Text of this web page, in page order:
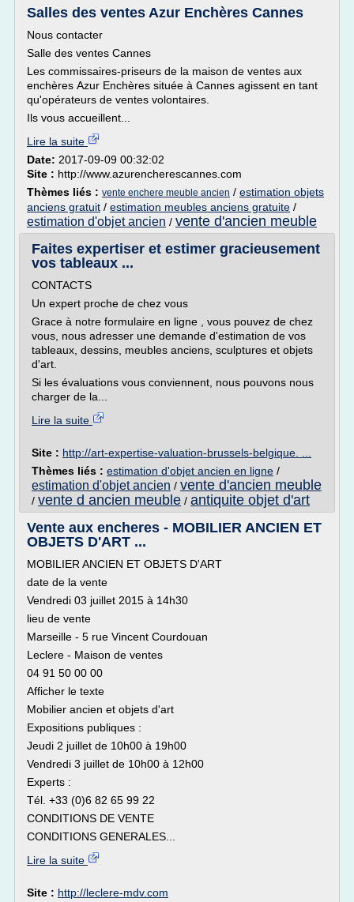
Salles des ventes Azur Enchères Cannes
Nous contacter
Salle des ventes Cannes
Les commissaires-priseurs de la maison de ventes aux
enchères Azur Enchères située à Cannes agissent en tant
qu'opérateurs de ventes volontaires.
Ils vous accueillent...
Lire la suite
Date: 2017-09-09 00:32:02
Site : http://www.azurencherescannes.com
Thèmes liés : vente enchere meuble ancien / estimation objets
anciens gratuit / estimation meubles anciens gratuite /
estimation d'objet ancien / vente d'ancien meuble
Faites expertiser et estimer gracieusement
vos tableaux ...
CONTACTS
Un expert proche de chez vous
Grace à notre formulaire en ligne , vous pouvez de chez
vous, nous adresser une demande d'estimation de vos
tableaux, dessins, meubles anciens, sculptures et objets
d'art.
Si les évaluations vous conviennent, nous pouvons nous
charger de la...
Lire la suite
Site : http://art-expertise-valuation-brussels-belgique. ...
Thèmes liés : estimation d'objet ancien en ligne /
estimation d'objet ancien / vente d'ancien meuble
/ vente d ancien meuble / antiquite objet d'art
Vente aux encheres - MOBILIER ANCIEN ET
OBJETS D'ART ...
MOBILIER ANCIEN ET OBJETS D'ART
date de la vente
Vendredi 03 juillet 2015 à 14h30
lieu de vente
Marseille - 5 rue Vincent Courdouan
Leclere - Maison de ventes
04 91 50 00 00
Afficher le texte
Mobilier ancien et objets d'art
Expositions publiques :
Jeudi 2 juillet de 10h00 à 19h00
Vendredi 3 juillet de 10h00 à 12h00
Experts :
Tél. +33 (0)6 82 65 99 22
CONDITIONS DE VENTE
CONDITIONS GENERALES...
Lire la suite
Site : http://leclere-mdv.com